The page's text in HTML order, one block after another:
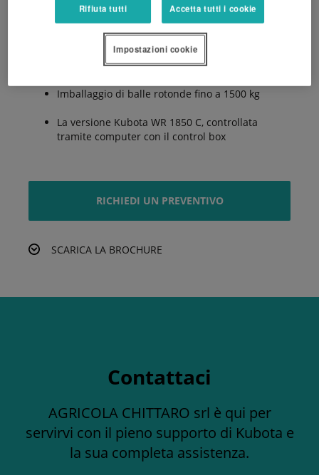
Fasciatore trainato satellitare
Forca autocaricante
Sistema di taglio del film idraulico
Imballaggio di balle rotonde fino a 1500 kg
La versione Kubota WR 1850 C, controllata
tramite computer con il control box
RICHIEDI UN PREVENTIVO
SCARICA LA BROCHURE
Contattaci
AGRICOLA CHITTARO srl è qui per
servirvi con il pieno supporto di Kubota e
la sua completa assistenza.
Rifiuta tutti Accetta tutti i cookie
Impostazioni cookie